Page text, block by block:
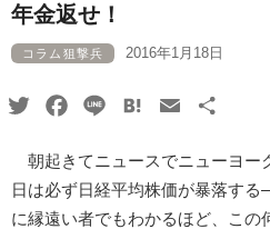
年金返せ！
コラム狙撃兵 2016年1月18日
TwitterFacebook
Line HatenaEmail
朝起きてニュースでニューヨー
日は必ず日経平均株価が暴落す
に縁遠い者でもわかるほど、この